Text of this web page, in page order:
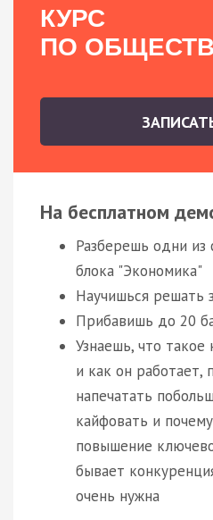
КУРС
ПО
На бесплатном
Разберешь одни
блока "Экономика"
Научишься решать
Прибавишь до 20
Узнаешь, что
и как он работает,
напечатать
кайфовать и
повышение
бывает
очень нужна